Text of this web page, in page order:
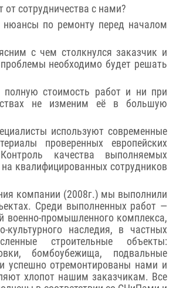
от сотрудничества с нами?
нюансы по ремонту перед началом
с чем столкнулся заказчик и
необходимо будет решать
полную стоимость работ и ни при
не изменим её в большую
используют современные
проверенных европейских
Контроль качества выполняемых
на квалифицированных сотрудников
компании (2008г.) мы выполнили
Среди выполненных работ —
военно-промышленного комплекса,
культурного наследия, в частных
строительные объекты:
бомбоубежища, подвальные
успешно отремонтированы нами и
хлопот нашим заказчикам. Все